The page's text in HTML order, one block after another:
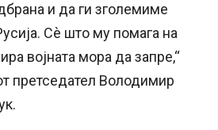
и да ги зголемиме
Сè што му помага на
војната мора да запре,“
претседател Володимир